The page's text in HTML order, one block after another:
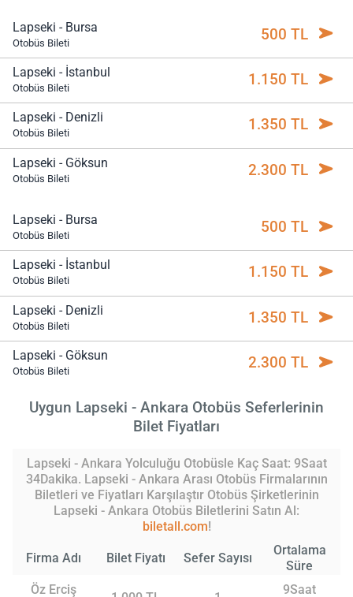
Lapseki - Bursa
Otobüs Bileti 500 TL
Lapseki - İstanbul
Otobüs Bileti 1.150 TL
Lapseki - Denizli
Otobüs Bileti 1.350 TL
Lapseki - Göksun
Otobüs Bileti 2.300 TL
Lapseki - Bursa
Otobüs Bileti 500 TL
Lapseki - İstanbul
Otobüs Bileti 1.150 TL
Lapseki - Denizli
Otobüs Bileti 1.350 TL
Lapseki - Göksun
Otobüs Bileti 2.300 TL
Uygun Lapseki - Ankara Otobüs Seferlerinin
Bilet Fiyatları
Lapseki - Ankara Yolculuğu Otobüsle Kaç Saat: 9Saat
34Dakika. Lapseki - Ankara Arası Otobüs Firmalarının
Biletleri ve Fiyatları Karşılaştır Otobüs Şirketlerinin
Lapseki - Ankara Otobüs Biletlerini Satın Al:
biletall.com!
Firma Adı Bilet Fiyatı Sefer Sayısı
Ortalama
Süre
Öz Erciş
9Saat